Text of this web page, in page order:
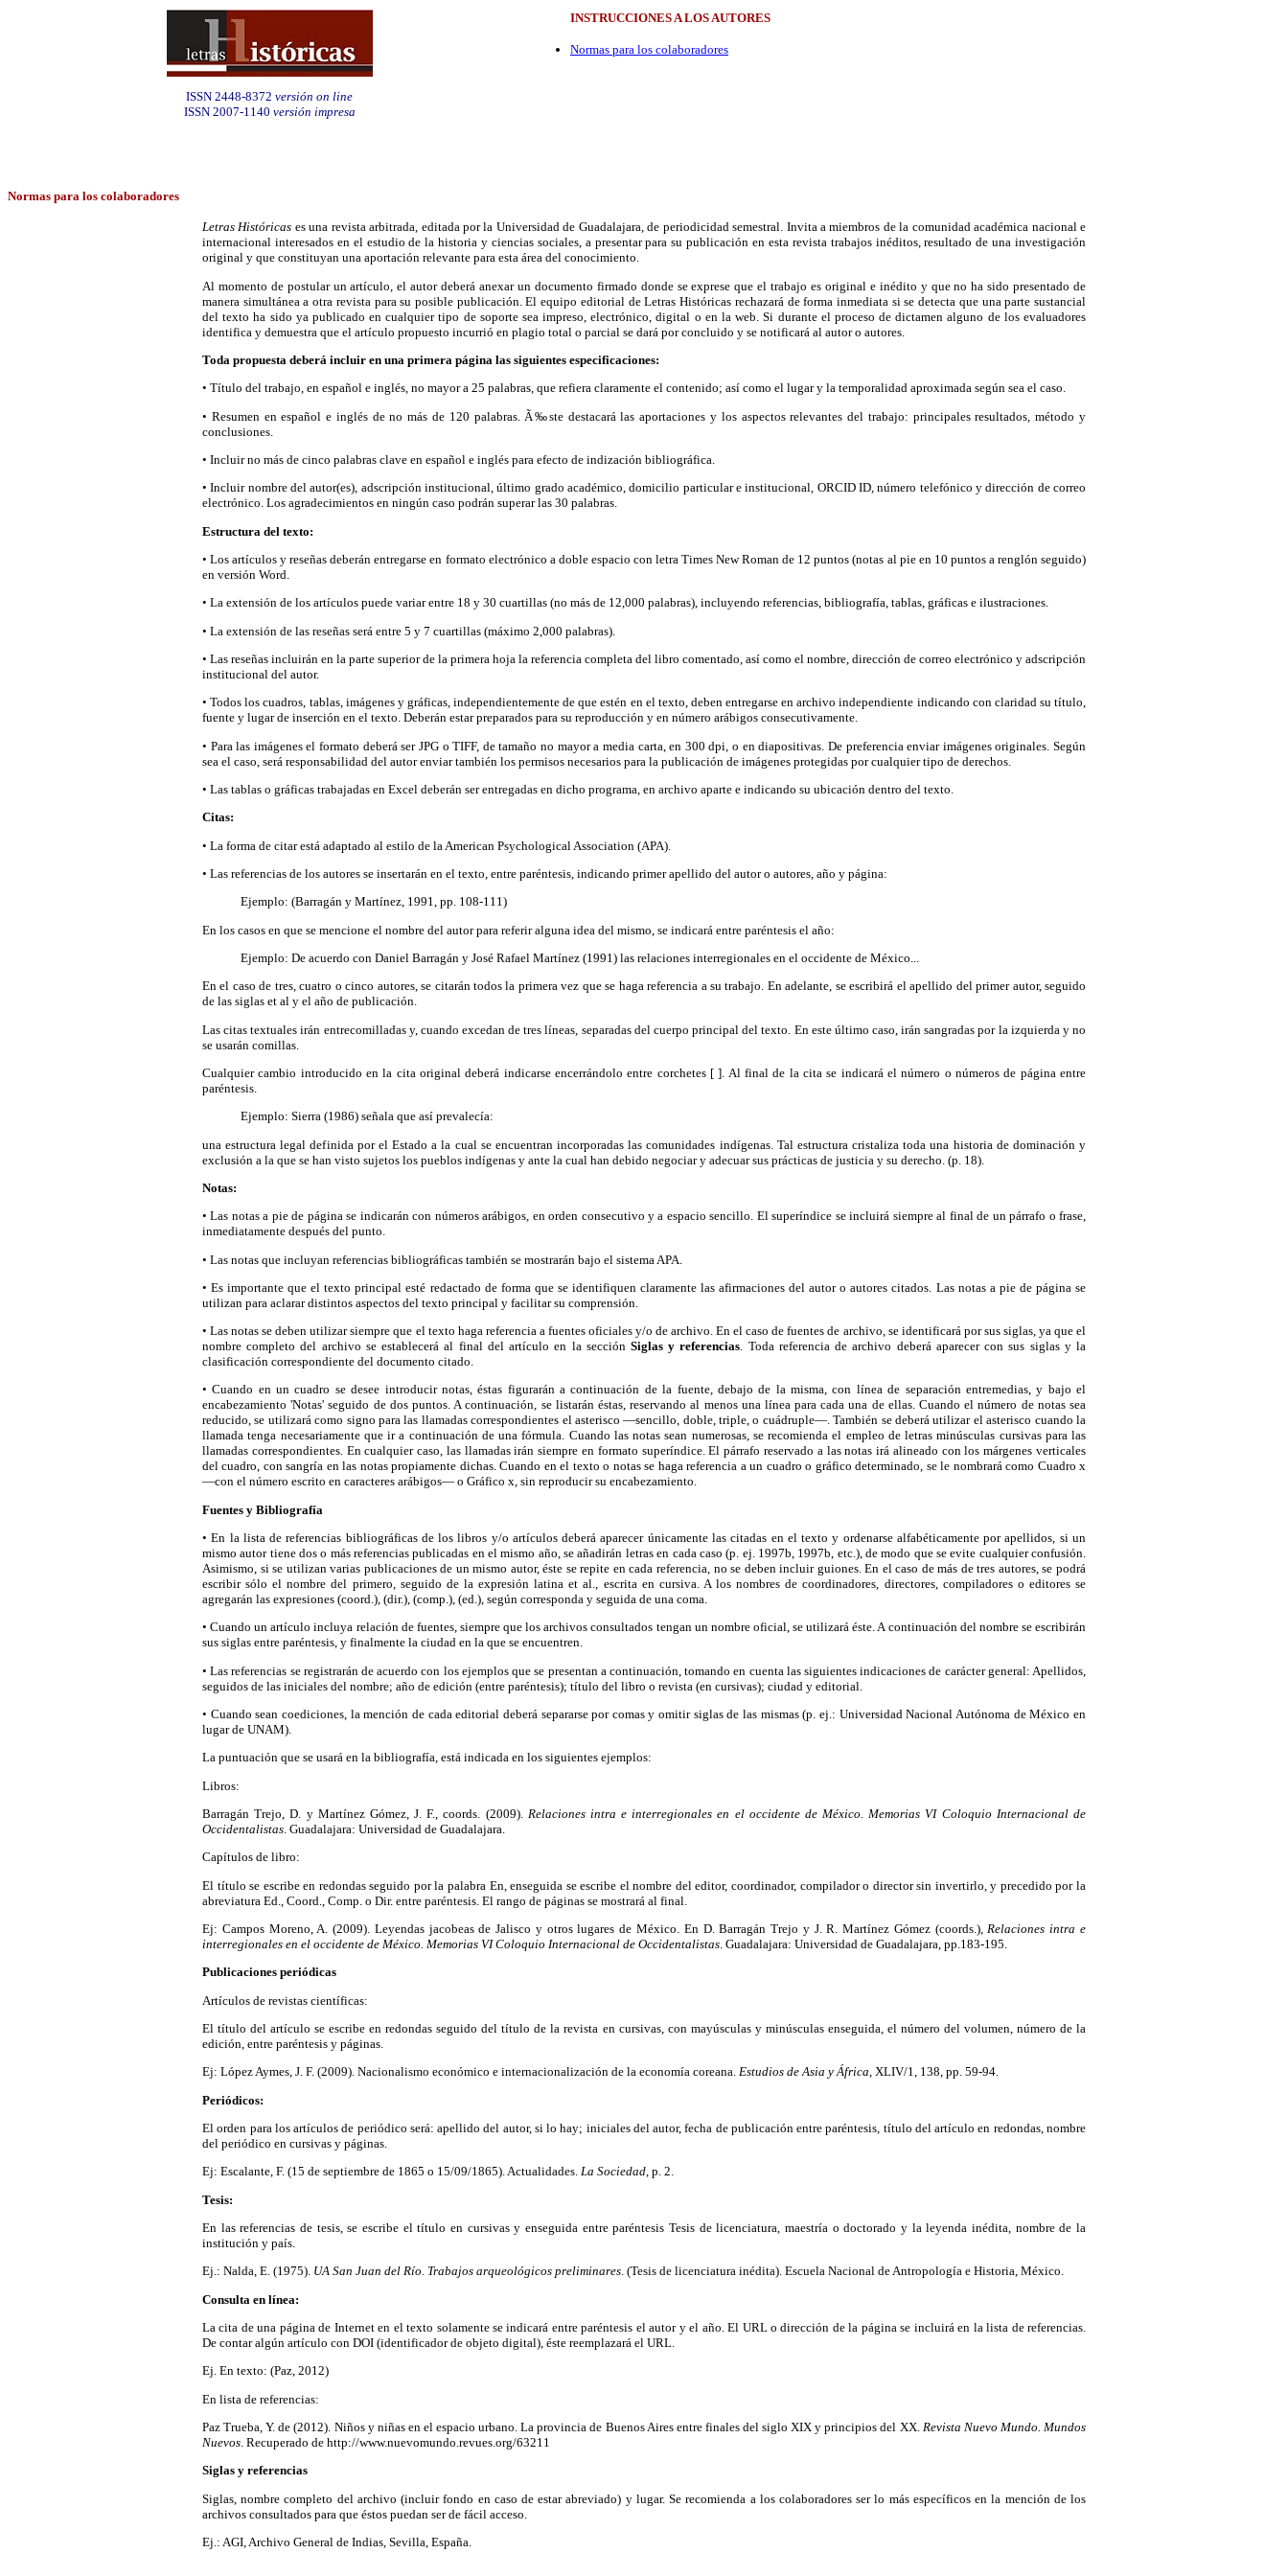
ISSN 2448-8372 versión on line
ISSN 2007-1140 versión impresa
INSTRUCCIONES A LOS AUTORES
Normas para los colaboradores
Normas para los colaboradores
Letras Históricas es una revista arbitrada, editada por la Universidad de Guadalajara, de periodicidad semestral. Invita a miembros de la comunidad académica nacional e
internacional interesados en el estudio de la historia y ciencias sociales, a presentar para su publicación en esta revista trabajos inéditos, resultado de una investigación
original y que constituyan una aportación relevante para esta área del conocimiento.
Al momento de postular un artículo, el autor deberá anexar un documento firmado donde se exprese que el trabajo es original e inédito y que no ha sido presentado de
manera simultánea a otra revista para su posible publicación. El equipo editorial de Letras Históricas rechazará de forma inmediata si se detecta que una parte sustancial
del texto ha sido ya publicado en cualquier tipo de soporte sea impreso, electrónico, digital o en la web. Si durante el proceso de dictamen alguno de los evaluadores
identifica y demuestra que el artículo propuesto incurrió en plagio total o parcial se dará por concluido y se notificará al autor o autores.
Toda propuesta deberá incluir en una primera página las siguientes especificaciones:
• Título del trabajo, en español e inglés, no mayor a 25 palabras, que refiera claramente el contenido; así como el lugar y la temporalidad aproximada según sea el caso.
• Resumen en español e inglés de no más de 120 palabras. Ã‰ste destacará las aportaciones y los aspectos relevantes del trabajo: principales resultados, método y
conclusiones.
• Incluir no más de cinco palabras clave en español e inglés para efecto de indización bibliográfica.
• Incluir nombre del autor(es), adscripción institucional, último grado académico, domicilio particular e institucional, ORCID ID, número telefónico y dirección de correo
electrónico. Los agradecimientos en ningún caso podrán superar las 30 palabras.
Estructura del texto:
• Los artículos y reseñas deberán entregarse en formato electrónico a doble espacio con letra Times New Roman de 12 puntos (notas al pie en 10 puntos a renglón seguido)
en versión Word.
• La extensión de los artículos puede variar entre 18 y 30 cuartillas (no más de 12,000 palabras), incluyendo referencias, bibliografía, tablas, gráficas e ilustraciones.
• La extensión de las reseñas será entre 5 y 7 cuartillas (máximo 2,000 palabras).
• Las reseñas incluirán en la parte superior de la primera hoja la referencia completa del libro comentado, así como el nombre, dirección de correo electrónico y adscripción
institucional del autor.
• Todos los cuadros, tablas, imágenes y gráficas, independientemente de que estén en el texto, deben entregarse en archivo independiente indicando con claridad su título,
fuente y lugar de inserción en el texto. Deberán estar preparados para su reproducción y en número arábigos consecutivamente.
• Para las imágenes el formato deberá ser JPG o TIFF, de tamaño no mayor a media carta, en 300 dpi, o en diapositivas. De preferencia enviar imágenes originales. Según
sea el caso, será responsabilidad del autor enviar también los permisos necesarios para la publicación de imágenes protegidas por cualquier tipo de derechos.
• Las tablas o gráficas trabajadas en Excel deberán ser entregadas en dicho programa, en archivo aparte e indicando su ubicación dentro del texto.
Citas:
• La forma de citar está adaptado al estilo de la American Psychological Association (APA).
• Las referencias de los autores se insertarán en el texto, entre paréntesis, indicando primer apellido del autor o autores, año y página:
Ejemplo: (Barragán y Martínez, 1991, pp. 108-111)
En los casos en que se mencione el nombre del autor para referir alguna idea del mismo, se indicará entre paréntesis el año:
Ejemplo: De acuerdo con Daniel Barragán y José Rafael Martínez (1991) las relaciones interregionales en el occidente de México...
En el caso de tres, cuatro o cinco autores, se citarán todos la primera vez que se haga referencia a su trabajo. En adelante, se escribirá el apellido del primer autor, seguido
de las siglas et al y el año de publicación.
Las citas textuales irán entrecomilladas y, cuando excedan de tres líneas, separadas del cuerpo principal del texto. En este último caso, irán sangradas por la izquierda y no
se usarán comillas.
Cualquier cambio introducido en la cita original deberá indicarse encerrándolo entre corchetes [ ]. Al final de la cita se indicará el número o números de página entre
paréntesis.
Ejemplo: Sierra (1986) señala que así prevalecía:
una estructura legal definida por el Estado a la cual se encuentran incorporadas las comunidades indígenas. Tal estructura cristaliza toda una historia de dominación y
exclusión a la que se han visto sujetos los pueblos indígenas y ante la cual han debido negociar y adecuar sus prácticas de justicia y su derecho. (p. 18).
Notas:
• Las notas a pie de página se indicarán con números arábigos, en orden consecutivo y a espacio sencillo. El superíndice se incluirá siempre al final de un párrafo o frase,
inmediatamente después del punto.
• Las notas que incluyan referencias bibliográficas también se mostrarán bajo el sistema APA.
• Es importante que el texto principal esté redactado de forma que se identifiquen claramente las afirmaciones del autor o autores citados. Las notas a pie de página se
utilizan para aclarar distintos aspectos del texto principal y facilitar su comprensión.
• Las notas se deben utilizar siempre que el texto haga referencia a fuentes oficiales y/o de archivo. En el caso de fuentes de archivo, se identificará por sus siglas, ya que el
nombre completo del archivo se establecerá al final del artículo en la sección Siglas y referencias. Toda referencia de archivo deberá aparecer con sus siglas y la
clasificación correspondiente del documento citado.
• Cuando en un cuadro se desee introducir notas, éstas figurarán a continuación de la fuente, debajo de la misma, con línea de separación entremedias, y bajo el
encabezamiento 'Notas' seguido de dos puntos. A continuación, se listarán éstas, reservando al menos una línea para cada una de ellas. Cuando el número de notas sea
reducido, se utilizará como signo para las llamadas correspondientes el asterisco —sencillo, doble, triple, o cuádruple—. También se deberá utilizar el asterisco cuando la
llamada tenga necesariamente que ir a continuación de una fórmula. Cuando las notas sean numerosas, se recomienda el empleo de letras minúsculas cursivas para las
llamadas correspondientes. En cualquier caso, las llamadas irán siempre en formato superíndice. El párrafo reservado a las notas irá alineado con los márgenes verticales
del cuadro, con sangría en las notas propiamente dichas. Cuando en el texto o notas se haga referencia a un cuadro o gráfico determinado, se le nombrará como Cuadro x
—con el número escrito en caracteres arábigos— o Gráfico x, sin reproducir su encabezamiento.
Fuentes y Bibliografía
• En la lista de referencias bibliográficas de los libros y/o artículos deberá aparecer únicamente las citadas en el texto y ordenarse alfabéticamente por apellidos, si un
mismo autor tiene dos o más referencias publicadas en el mismo año, se añadirán letras en cada caso (p. ej. 1997b, 1997b, etc.), de modo que se evite cualquier confusión.
Asimismo, si se utilizan varias publicaciones de un mismo autor, éste se repite en cada referencia, no se deben incluir guiones. En el caso de más de tres autores, se podrá
escribir sólo el nombre del primero, seguido de la expresión latina et al., escrita en cursiva. A los nombres de coordinadores, directores, compiladores o editores se
agregarán las expresiones (coord.), (dir.), (comp.), (ed.), según corresponda y seguida de una coma.
• Cuando un artículo incluya relación de fuentes, siempre que los archivos consultados tengan un nombre oficial, se utilizará éste. A continuación del nombre se escribirán
sus siglas entre paréntesis, y finalmente la ciudad en la que se encuentren.
• Las referencias se registrarán de acuerdo con los ejemplos que se presentan a continuación, tomando en cuenta las siguientes indicaciones de carácter general: Apellidos,
seguidos de las iniciales del nombre; año de edición (entre paréntesis); título del libro o revista (en cursivas); ciudad y editorial.
• Cuando sean coediciones, la mención de cada editorial deberá separarse por comas y omitir siglas de las mismas (p. ej.: Universidad Nacional Autónoma de México en
lugar de UNAM).
La puntuación que se usará en la bibliografía, está indicada en los siguientes ejemplos:
Libros:
Barragán Trejo, D. y Martínez Gómez, J. F., coords. (2009). Relaciones intra e interregionales en el occidente de México. Memorias VI Coloquio Internacional de
Occidentalistas. Guadalajara: Universidad de Guadalajara.
Capítulos de libro:
El título se escribe en redondas seguido por la palabra En, enseguida se escribe el nombre del editor, coordinador, compilador o director sin invertirlo, y precedido por la
abreviatura Ed., Coord., Comp. o Dir. entre paréntesis. El rango de páginas se mostrará al final.
Ej: Campos Moreno, A. (2009). Leyendas jacobeas de Jalisco y otros lugares de México. En D. Barragán Trejo y J. R. Martínez Gómez (coords.),Relaciones intra e
interregionales en el occidente de México. Memorias VI Coloquio Internacional de Occidentalistas. Guadalajara: Universidad de Guadalajara, pp.183-195.
Publicaciones periódicas
Artículos de revistas científicas:
El título del artículo se escribe en redondas seguido del título de la revista en cursivas, con mayúsculas y minúsculas enseguida, el número del volumen, número de la
edición, entre paréntesis y páginas.
Ej: López Aymes, J. F. (2009). Nacionalismo económico e internacionalización de la economía coreana. Estudios de Asia y África, XLIV/1, 138, pp. 59-94.
Periódicos:
El orden para los artículos de periódico será: apellido del autor, si lo hay; iniciales del autor, fecha de publicación entre paréntesis, título del artículo en redondas, nombre
del periódico en cursivas y páginas.
Ej: Escalante, F. (15 de septiembre de 1865 o 15/09/1865). Actualidades. La Sociedad, p. 2.
Tesis:
En las referencias de tesis, se escribe el título en cursivas y enseguida entre paréntesis Tesis de licenciatura, maestría o doctorado y la leyenda inédita, nombre de la
institución y país.
Ej.: Nalda, E. (1975). UA San Juan del Río. Trabajos arqueológicos preliminares. (Tesis de licenciatura inédita). Escuela Nacional de Antropología e Historia, México.
Consulta en línea:
La cita de una página de Internet en el texto solamente se indicará entre paréntesis el autor y el año. El URL o dirección de la página se incluirá en la lista de referencias.
De contar algún artículo con DOI (identificador de objeto digital), éste reemplazará el URL.
Ej. En texto: (Paz, 2012)
En lista de referencias:
Paz Trueba, Y. de (2012). Niños y niñas en el espacio urbano. La provincia de Buenos Aires entre finales del siglo XIX y principios del XX. Revista Nuevo Mundo. Mundos
Nuevos. Recuperado de http://www.nuevomundo.revues.org/63211
Siglas y referencias
Siglas, nombre completo del archivo (incluir fondo en caso de estar abreviado) y lugar. Se recomienda a los colaboradores ser lo más específicos en la mención de los
archivos consultados para que éstos puedan ser de fácil acceso.
Ej.: AGI, Archivo General de Indias, Sevilla, España.